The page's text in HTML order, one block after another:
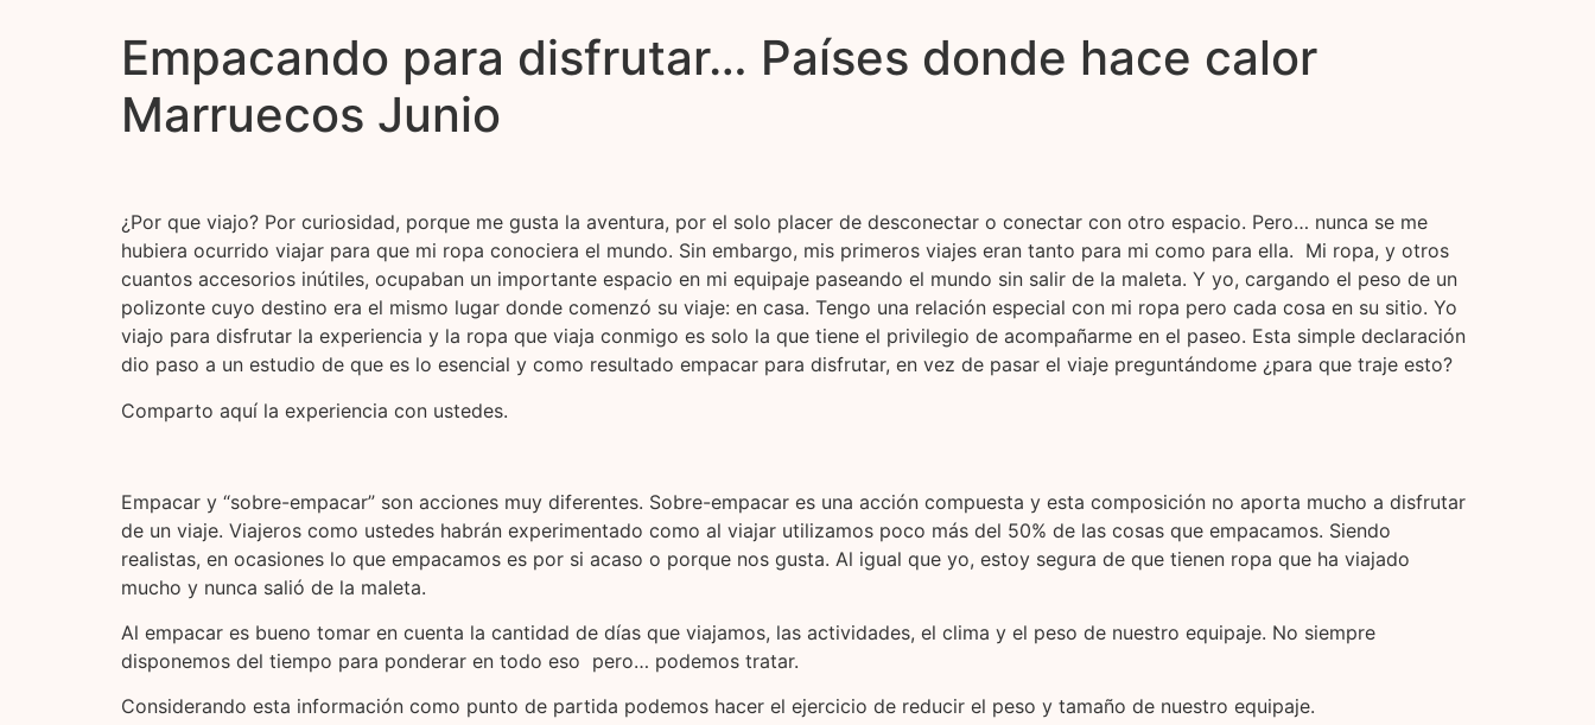
Empacando para disfrutar… Países donde hace calor
Marruecos Junio
¿Por que viajo? Por curiosidad, porque me gusta la aventura, por el solo placer de desconectar o conectar con otro espacio. Pero… nunca se me
hubiera ocurrido viajar para que mi ropa conociera el mundo. Sin embargo, mis primeros viajes eran tanto para mi como para ella. Mi ropa, y otros
cuantos accesorios inútiles, ocupaban un importante espacio en mi equipaje paseando el mundo sin salir de la maleta. Y yo, cargando el peso de un
polizonte cuyo destino era el mismo lugar donde comenzó su viaje: en casa. Tengo una relación especial con mi ropa pero cada cosa en su sitio. Yo
viajo para disfrutar la experiencia y la ropa que viaja conmigo es solo la que tiene el privilegio de acompañarme en el paseo. Esta simple declaración
dio paso a un estudio de que es lo esencial y como resultado empacar para disfrutar, en vez de pasar el viaje preguntándome ¿para que traje esto?
Comparto aquí la experiencia con ustedes.
Empacar y “sobre-empacar” son acciones muy diferentes. Sobre-empacar es una acción compuesta y esta composición no aporta mucho a disfrutar
de un viaje. Viajeros como ustedes habrán experimentado como al viajar utilizamos poco más del 50% de las cosas que empacamos. Siendo
realistas, en ocasiones lo que empacamos es por si acaso o porque nos gusta. Al igual que yo, estoy segura de que tienen ropa que ha viajado
mucho y nunca salió de la maleta.
Al empacar es bueno tomar en cuenta la cantidad de días que viajamos, las actividades, el clima y el peso de nuestro equipaje. No siempre
disponemos del tiempo para ponderar en todo eso pero… podemos tratar.
Considerando esta información como punto de partida podemos hacer el ejercicio de reducir el peso y tamaño de nuestro equipaje.